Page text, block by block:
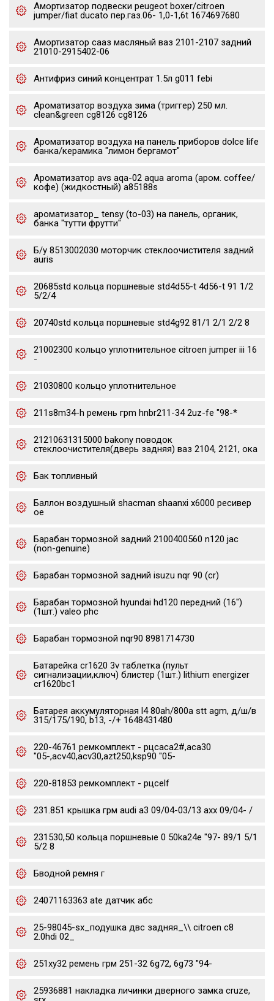
Амортизатор подвески peugeot boxer/citroen
jumper/fiat ducato пер.газ.06- 1,0-1,6t 1674697680
Амортизатор сааз масляный ваз 2101-2107 задний
21010-2915402-06
Антифриз синий концентрат 1.5л g011 febi
Ароматизатор воздуха зима (триггер) 250 мл.
clean&green cg8126 cg8126
Ароматизатор воздуха на панель приборов dolce life
банка/керамика "лимон бергамот"
Ароматизатор avs aqa-02 aqua aroma (аром. coffee/
кофе) (жидкостный) a85188s
ароматизатор_ tensy (to-03) на панель, органик,
банка "тутти фрутти"
Б/у 8513002030 моторчик стеклоочистителя задний
auris
20685std кольца поршневые std4d55-t 4d56-t 91 1/2
5/2/4
20740std кольца поршневые std4g92 81/1 2/1 2/2 8
21002300 кольцо уплотнительное citroen jumper iii 16
-
21030800 кольцо уплотнительное
211s8m34-h ремень грm hnbr211-34 2uz-fe "98-*
21210631315000 bakony поводок
стеклоочистителя(дверь задняя) ваз 2104, 2121, ока
Бак топливный
Баллон воздушный shacman shaanxi x6000 ресивер
oe
Барабан тормозной задний 2100400560 n120 jac
(non-genuine)
Барабан тормозной задний isuzu nqr 90 (cr)
Барабан тормозной hyundai hd120 передний (16")
(1шт.) valeo phc
Барабан тормозной nqr90 8981714730
Батарейка cr1620 3v таблетка (пульт
сигнализации,ключ) блистер (1шт.) lithium energizer
cr1620bc1
Батарея аккумуляторная l4 80ah/800a stt agm, д/ш/в
315/175/190, b13, -/+ 1648431480
220-46761 ремкомплект - рцсaca2#,aca30
"05-,acv40,acv30,azt250,ksp90 "05-
220-81853 ремкомплект - рцсelf
231.851 крышка грм audi a3 09/04-03/13 axx 09/04- /
231530,50 кольца поршневые 0 50ka24e "97- 89/1 5/1
5/2 8
Бводной ремня г
24071163363 ate датчик абс
25-98045-sx_подушка двс задняя_\\ citroen c8
2.0hdi 02_
251xy32 ремень грм 251-32 6g72, 6g73 "94-
25936881 накладка личинки дверного замка cruze,